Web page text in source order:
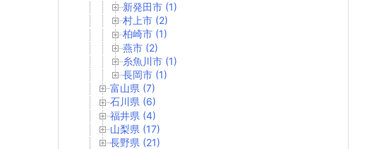
新発田市 (1)
村上市 (2)
柏崎市 (1)
燕市 (2)
糸魚川市 (1)
長岡市 (1)
富山県 (7)
石川県 (6)
福井県 (4)
山梨県 (17)
長野県 (21)